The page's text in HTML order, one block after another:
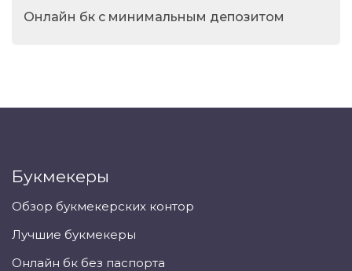
Онлайн бк с минимальным депозитом
Букмекеры
Обзор букмекерских контор
Лучшие букмекеры
Онлайн бк без паспорта